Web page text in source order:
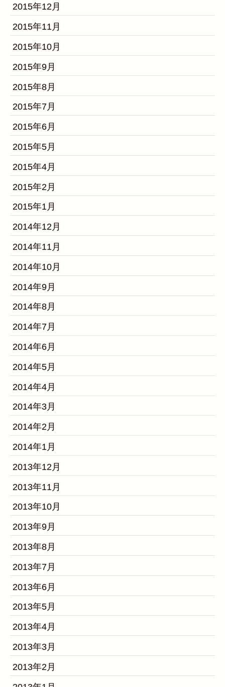
2015年12月
2015年11月
2015年10月
2015年9月
2015年8月
2015年7月
2015年6月
2015年5月
2015年4月
2015年2月
2015年1月
2014年12月
2014年11月
2014年10月
2014年9月
2014年8月
2014年7月
2014年6月
2014年5月
2014年4月
2014年3月
2014年2月
2014年1月
2013年12月
2013年11月
2013年10月
2013年9月
2013年8月
2013年7月
2013年6月
2013年5月
2013年4月
2013年3月
2013年2月